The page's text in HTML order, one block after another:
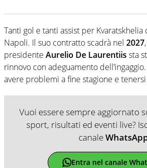
Tanti gol e tanti assist per Kvaratskhelia
Napoli. Il suo contratto scadrà nel 2027
presidente Aurelio De Laurentiis sta
rinnovo con adeguamento
avere problemi a fine stagione e
Vuoi essere sempre aggiornato
sport, risultati ed eventi live?
canale
Entra nel canale